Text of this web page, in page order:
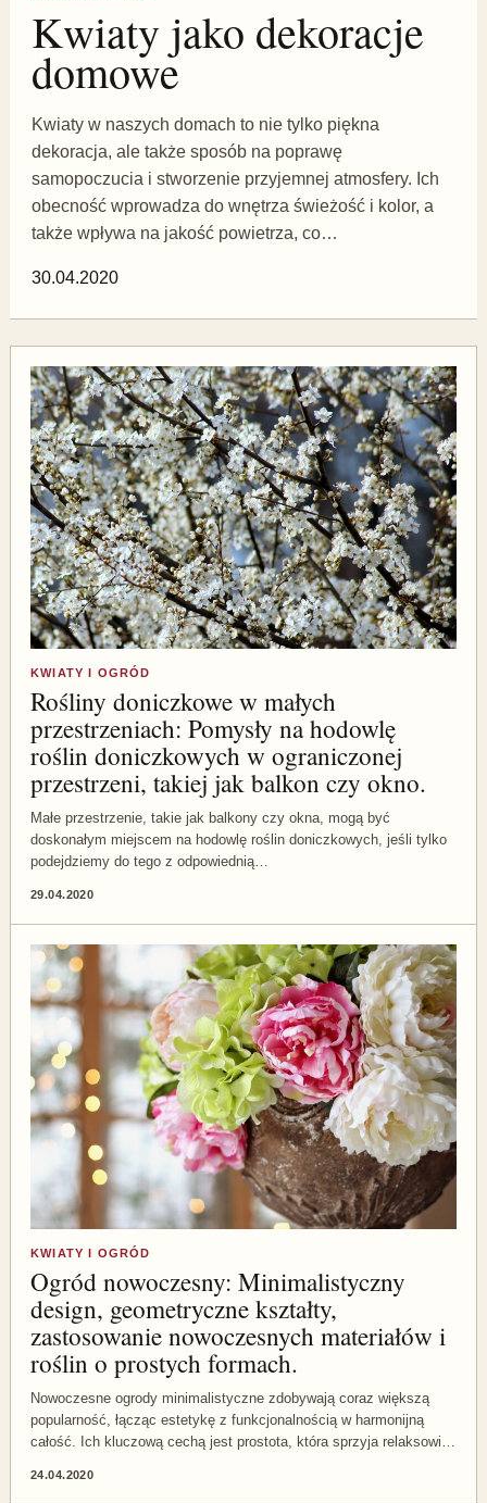
Kwiaty jako dekoracje
domowe
Kwiaty w naszych domach to nie tylko piękna
dekoracja, ale także sposób na poprawę
samopoczucia i stworzenie przyjemnej atmosfery. Ich
obecność wprowadza do wnętrza świeżość i kolor, a
także wpływa na jakość powietrza, co…
30.04.2020
KWIATY I OGRÓD
Rośliny doniczkowe w małych
przestrzeniach: Pomysły na hodowlę
roślin doniczkowych w ograniczonej
przestrzeni, takiej jak balkon czy okno.
Małe przestrzenie, takie jak balkony czy okna, mogą być
doskonałym miejscem na hodowlę roślin doniczkowych, jeśli tylko
podejdziemy do tego z odpowiednią…
29.04.2020
KWIATY I OGRÓD
Ogród nowoczesny: Minimalistyczny
design, geometryczne kształty,
zastosowanie nowoczesnych materiałów i
roślin o prostych formach.
Nowoczesne ogrody minimalistyczne zdobywają coraz większą
popularność, łącząc estetykę z funkcjonalnością w harmonijną
całość. Ich kluczową cechą jest prostota, która sprzyja relaksowi…
24.04.2020